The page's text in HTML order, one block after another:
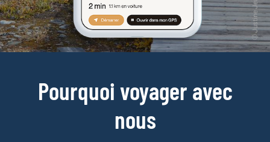
Pourquoi voyager avec
nous